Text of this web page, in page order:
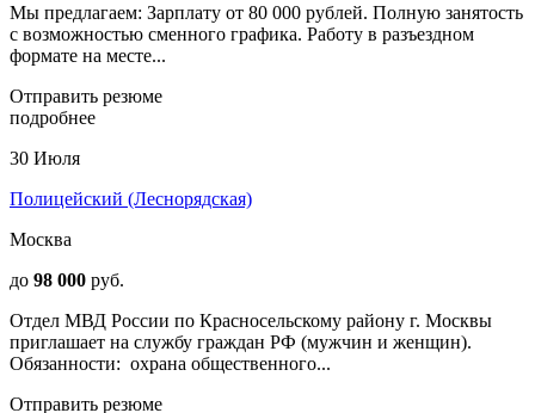
Мы предлагаем: Зарплату от 80 000 рублей. Полную занятость
с возможностью сменного графика. Работу в разъездном
формате на месте...
Отправить резюме
подробнее
30 Июля
Полицейский (Леснорядская)
Москва
до 98 000 руб.
Отдел МВД России по Красносельскому району г. Москвы
приглашает на службу граждан РФ (мужчин и женщин).
Обязанности: охрана общественного...
Отправить резюме